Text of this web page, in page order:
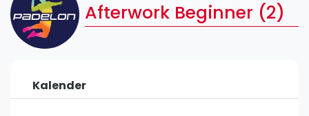
Verschiedenes
Veranstaltungen
International
Afterwork Beginner (2)
Kalender